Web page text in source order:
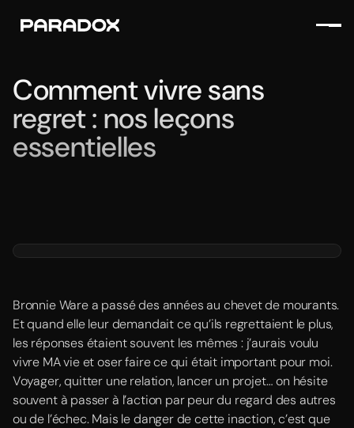
Comment vivre sans
regret : nos leçons
essentielles
Bronnie Ware a passé des années au chevet de mourants.
Et quand elle leur demandait ce qu’ils regrettaient le plus,
les réponses étaient souvent les mêmes : j’aurais voulu
vivre MA vie et oser faire ce qui était important pour moi.
Voyager, quitter une relation, lancer un projet… on hésite
souvent à passer à l’action par peur du regard des autres
ou de l’échec. Mais le danger de cette inaction, c’est que